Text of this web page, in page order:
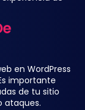
en WordPress
importante
de tu sitio
ataques.